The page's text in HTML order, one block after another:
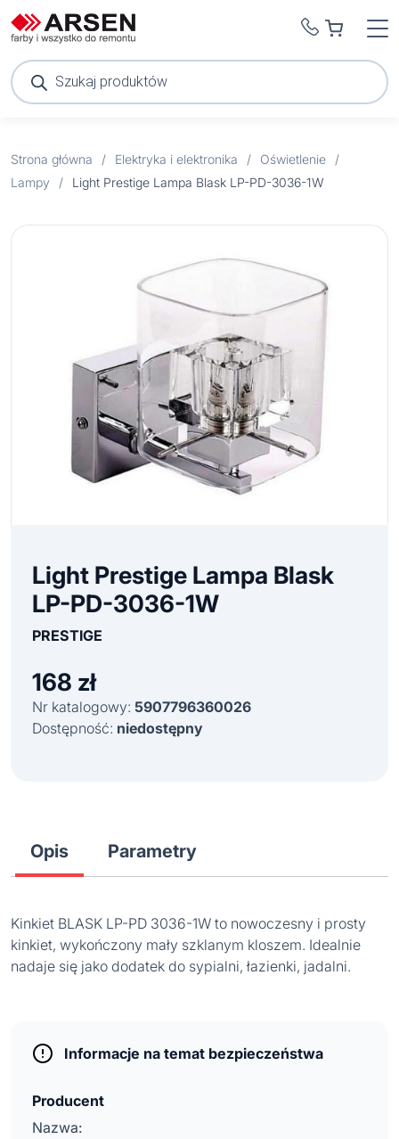
Wyszukiwarka
produktów
Strona główna / Elektryka i elektronika / Oświetlenie
/
Lampy
/ Light Prestige Lampa Blask LP-PD-3036-1W
Light Prestige Lampa Blask
LP-PD-3036-1W
PRESTIGE
168 zł
Nr katalogowy: 5907796360026
Dostępność: niedostępny
Opis Parametry
Kinkiet BLASK LP-PD 3036-1W to nowoczesny i prosty
kinkiet, wykończony mały szklanym kloszem. Idealnie
nadaje się jako dodatek do sypialni, łazienki, jadalni.
Informacje na temat bezpieczeństwa
Producent
Nazwa: